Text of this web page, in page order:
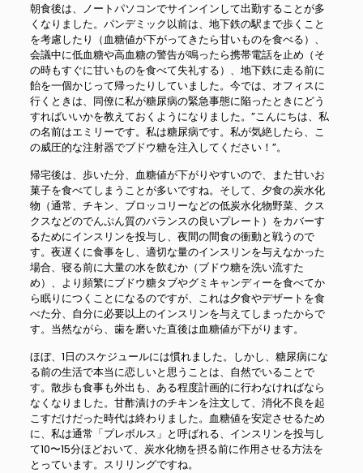
朝食後は、ノートパソコンでサインインして出勤することが多
くなりました。パンデミック以前は、地下鉄の駅まで歩くこと
を考慮したり（血糖値が下がってきたら甘いものを食べる）、
会議中に低血糖や高血糖の警告が鳴ったら携帯電話を止め（そ
の時もすぐに甘いものを食べて失礼する）、地下鉄に走る前に
飴を一個かじって帰ったりしていました。今では、オフィスに
行くときは、同僚に私が糖尿病の緊急事態に陥ったときにどう
すればいいかを教えておくようになりました。”こんにちは、私
の名前はエミリーです。私は糖尿病です。私が気絶したら、こ
の威圧的な注射器でブドウ糖を注入してください！”。
帰宅後は、歩いた分、血糖値が下がりやすいので、また甘いお
菓子を食べてしまうことが多いですね。そして、夕食の炭水化
物（通常、チキン、ブロッコリーなどの低炭水化物野菜、クス
クスなどのでんぷん質のバランスの良いプレート）をカバーす
るためにインスリンを投与し、夜間の間食の衝動と戦うので
す。夜遅くに食事をし、適切な量のインスリンを与えなかった
場合、寝る前に大量の水を飲むか（ブドウ糖を洗い流すた
め）、より頻繁にブドウ糖タブやグミキャンディーを食べてか
ら眠りにつくことになるのですが、これは夕食やデザートを食
べた分、自分に必要以上のインスリンを与えてしまったからで
す。当然ながら、歯を磨いた直後は血糖値が下がります。
ほぼ、1日のスケジュールには慣れました。しかし、糖尿病にな
る前の生活で本当に恋しいと思うことは、自然でいることで
す。散歩も食事も外出も、ある程度計画的に行わなければなら
なくなりました。甘酢漬けのチキンを注文して、消化不良を起
こすだけだった時代は終わりました。血糖値を安定させるため
に、私は通常「プレボルス」と呼ばれる、インスリンを投与し
て10〜15分ほどおいて、炭水化物を摂る前に作用させる方法を
とっています。スリリングですね。